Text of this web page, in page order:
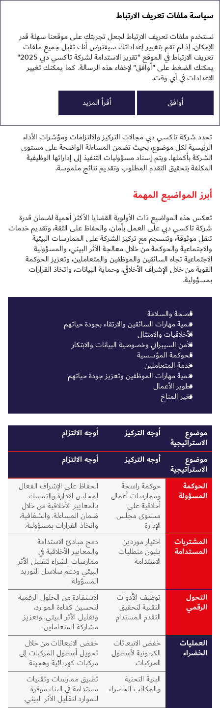
التقرير السنوي 2025
تقرير الاستدامة 2025
تفاصيل استراتيجية
الممارسات البيئية
والاجتماعية والحوكمة
تحدد شركة تاكسي دبي مجالات التركيز والالتزامات ومؤشرات الأداء
الرئيسية لكل موضوع، بحيث تضمن المساءلة الواضحة على مستوى
الشركة بأكملها. ويتم إسناد مسؤوليات التنفيذ إلى إداراتها الوظيفية
المكلفة بتحقيق التقدم المطلوب وتقديم نتائج ملموسة.
أبرز المواضيع المهمة
تعكس هذه المواضيع ذات الأولوية القضايا الأكثر أهمية لضمان قدرة
شركة تاكسي دبي على العمل بأمان، والحفاظ على الثقة، وتقديم خدمات
تنقل موثوقة، وتنسجم مع تركيز الشركة على الممارسات البيئية
والاجتماعية والحوكمة من خلال معالجة الأثر البيئي، والمسؤولية
الاجتماعية تجاه السائقين والموظفين والمتعاملين، وتعزيز الحوكمة
القوية من خلال الإشراف الأخلاقي، وحماية البيانات، واتخاذ القرارات
بمسؤولية.
الصحة والسلامة
تنمية مهارات السائقين والارتقاء بجودة حياتهم
الأخلاقيات والامتثال
الأمن السيبراني وخصوصية البيانات والابتكار
الحوكمة المؤسسية
خدمة المتعاملين
تنمية مهارات الموظفين وتعزيز جودة حياتهم
تطوير الأعمال
تغير المناخ
موضوع
الاستراتيجية
أوجه التركيز
أوجه الالتزام
موضوع
الاستراتيجية
أوجه التركيز
أوجه الالتزام
الحوكمة
المسؤولة
حوكمة راسخة
وممارسات أعمال
أخلاقية على
مستوى مجلس
الإدارة
الحفاظ على الإشراف الفعال
لمجلس الإدارة والتمسك
بالمعايير الأخلاقية من خلال
ضمان المساءلة، والشفافية،
واتخاذ القرارات بمسؤولية.
المشتريات
المستدامة
اختيار موردين
يلبون متطلبات
الاستدامة
دمج مبادئ الاستدامة
والمعايير الأخلاقية في
ممارسات الشراء لتقليل الأثر
البيئي ودعم سلاسل التوريد
المسؤولة.
التحول
الرقمي
توظيف الأدوات
التقنية لتحقيق
التقدم المستدام
الاستفادة من الحلول الرقمية
لتحسين كفاءة الموارد،
وتقليل الأثر البيئي، وتعزيز
مشاركة المتعاملين.
العمليات
الخضراء
خفض الانبعاثات
الكربونية لأسطول
المركبات
خفض الانبعاثات من خلال
تحويل أسطول المركبات إلى
مركبات كهربائية وهجينة.
البنية التحتية
والمكاتب الخضراء
تطبيق ممارسات وتقنيات
مستدامة في البناء موفرة
للموارد لتقليل الأثر البيئي.
سياسة ملفات تعريف الارتباط
نستخدم ملفات تعريف الارتباط لجعل تجربتك على موقعنا سهلة قدر
الإمكان. إذ لم تقم بتغيير إعداداتك سيفترض أنك تقبل جميع ملفات
تعريف الارتباط في الموقع "تقرير الاستدامة لشركة تاكسي دبي 2025"
يمكنك الضغط على "أوافق" لإخفاء هذه الرسالة. كما يمكنك تغيير
الاعدادات في أي وقت.
أوافق
أقرأ المزيد